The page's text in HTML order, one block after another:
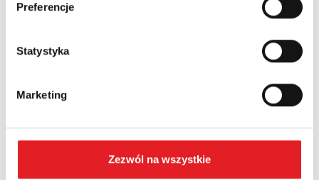
Preferencje
Statystyka
Marketing
Zezwól na wszystkie
Województwo: